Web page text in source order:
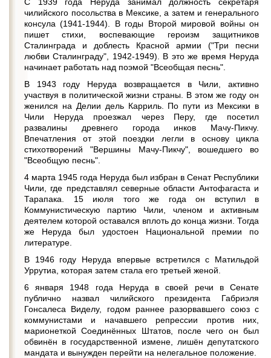
чилийского посольства в Мексике, а затем и генерального
консула (1941-1944). В годы Второй мировой войны он
пишет стихи, воспевающие героизм защитников
Сталинграда и доблесть Красной армии ("Три песни
любви Сталинграду", 1942-1949). В это же время Неруда
начинает работать над поэмой "Всеобщая песнь".
В 1943 году Неруда возвращается в Чили, активно
участвуя в политической жизни страны. В этом же году он
женился на Делии дель Карриль. По пути из Мексики в
Чили Неруда проезжал через Перу, где посетил
развалины древнего города инков Мачу-Пикчу.
Впечатления от этой поездки легли в основу цикла
стихотворений "Вершины Мачу-Пикчу", вошедшего во
"Всеобщую песнь".
4 марта 1945 года Неруда был избран в Сенат Республики
Чили, где представлял северные области Антофагаста и
Тарапака. 15 июля того же года он вступил в
Коммунистическую партию Чили, членом и активным
деятелем которой оставался вплоть до конца жизни. Тогда
же Неруда был удостоен Национальной премии по
литературе.
В 1946 году Неруда впервые встретился с Матильдой
Уррутиа, которая затем стала его третьей женой.
6 января 1948 года Неруда в своей речи в Сенате
публично назвал чилийского президента Габриэля
Гонсалеса Виделу, годом раннее разорвавшего союз с
коммунистами и начавшего репрессии против них,
марионеткой Соединённых Штатов, после чего он был
обвинён в государственной измене, лишён депутатского
мандата и вынужден перейти на нелегальное положение.